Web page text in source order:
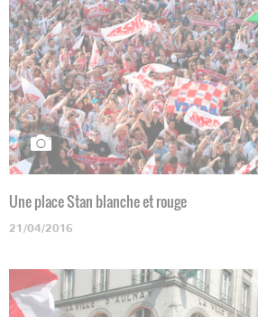
Une place Stan blanche et rouge
21/04/2016